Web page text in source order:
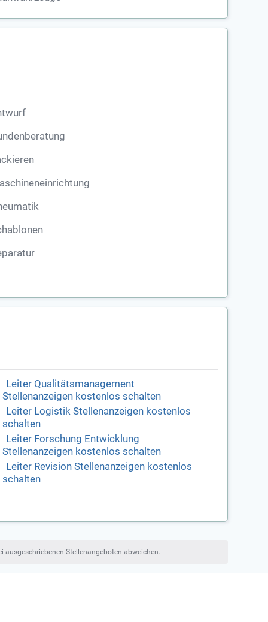
Leiter Qualitätsmanagement
Stellenanzeigen kostenlos schalten
Leiter Logistik Stellenanzeigen kostenlos
schalten
Leiter Forschung Entwicklung
Stellenanzeigen kostenlos schalten
Leiter Revision Stellenanzeigen kostenlos
schalten
Stellenangeboten abweichen.